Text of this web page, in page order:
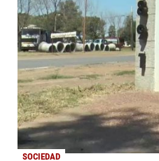
SOCIEDAD